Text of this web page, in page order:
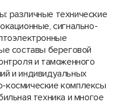
различные технические
сигнально-
составы береговой
и таможенного
и индивидуальных
космические комплексы
техника и многое